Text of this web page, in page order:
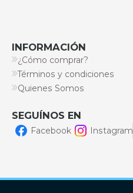
INFORMACIÓN
¿Cómo comprar?
Términos y condiciones
Quienes Somos
SEGUÍNOS EN
Facebook Instagram